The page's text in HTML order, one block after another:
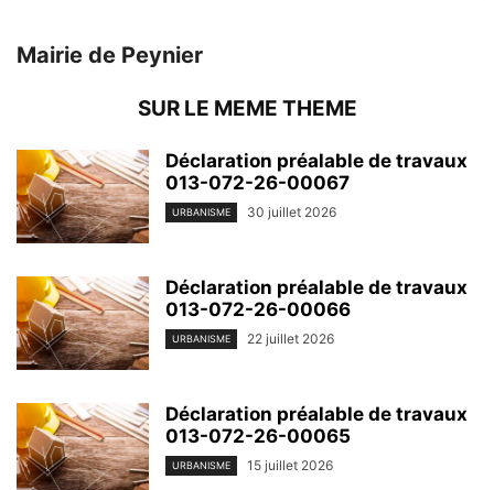
Mairie de Peynier
SUR LE MEME THEME
Déclaration préalable de travaux
013-072-26-00067
URBANISME 30 juillet 2026
Déclaration préalable de travaux
013-072-26-00066
URBANISME 22 juillet 2026
Déclaration préalable de travaux
013-072-26-00065
URBANISME 15 juillet 2026